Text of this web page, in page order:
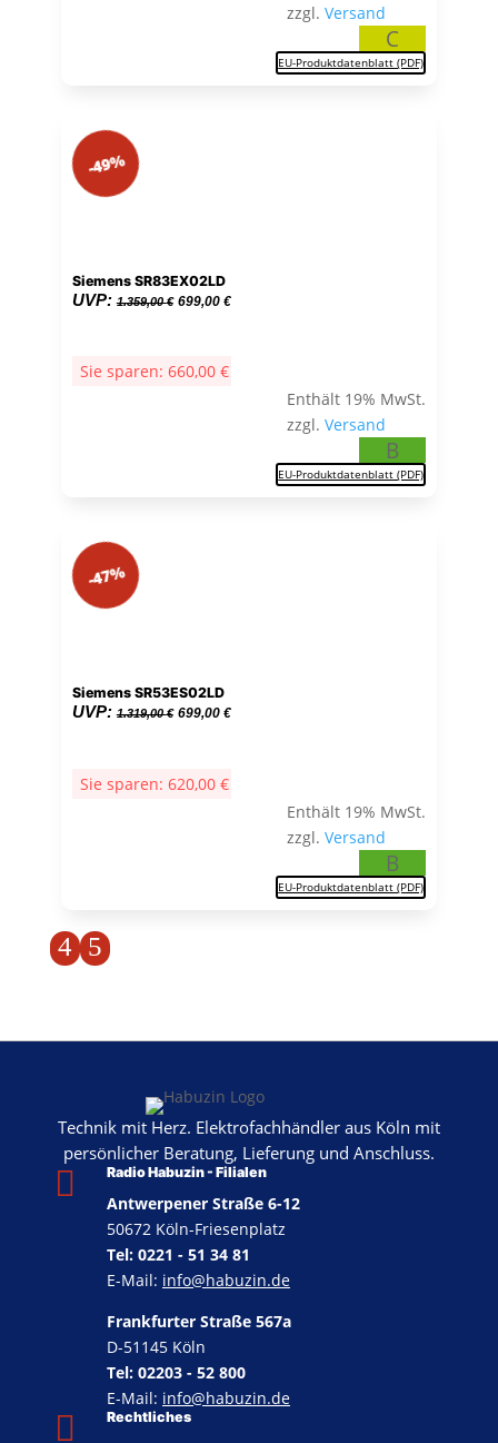
zzgl.Versand
C
EU-Produktdatenblatt (PDF)
Siemens SR83EX02LD
UVP: 1.359,00€ Ursprünglicher
1.359,00 €
699,00 €Aktueller
Sie sparen: 660,00 €
Enthält 19% MwSt.
zzgl.Versand
B
EU-Produktdatenblatt (PDF)
-49%
Siemens SR53ES02LD
UVP: 1.319,00€ Ursprünglicher
1.319,00 €
699,00 €Aktueller
Sie sparen: 620,00 €
Enthält 19% MwSt.
zzgl.Versand
B
EU-Produktdatenblatt (PDF)
-47%
4 5
Technik mit Herz. Elektrofachhändler aus Köln mit
persönlicher Beratung, Lieferung und Anschluss.
 Rechtliches
 Radio Habuzin - Filialen
Antwerpener Straße 6-12
50672 Köln-Friesenplatz
Tel: 0221 - 51 34 81
E-Mail: info@habuzin.de
Frankfurter Straße 567a
D-51145 Köln
Tel: 02203 - 52 800
E-Mail: info@habuzin.de